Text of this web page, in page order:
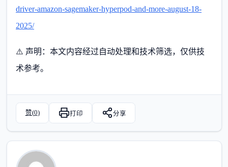
driver-amazon-sagemaker-hyperpod-and-more-august-18-
2025/
⚠️ 声明：本文内容经过自动处理和技术筛选，仅供技
术参考。
赞(0) 打印 分享